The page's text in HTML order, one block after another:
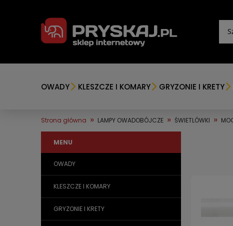
OWADY KLESZCZE I KOMARY GRYZONIE I KRETY
Strona główna » LAMPY OWADOBÓJCZE » ŚWIETLÓWKI »
MENU
OWADY
KLESZCZE I KOMARY
GRYZONIE I KRETY